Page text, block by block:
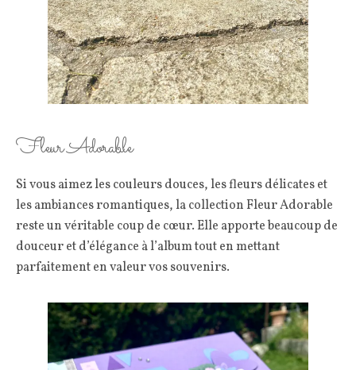
Fleur Adorable
Si vous aimez les couleurs douces, les fleurs délicates et
les ambiances romantiques, la collection Fleur Adorable
reste un véritable coup de cœur. Elle apporte beaucoup de
douceur et d’élégance à l’album tout en mettant
parfaitement en valeur vos souvenirs.